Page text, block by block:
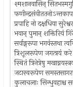
श्मशानवासिन्
प्रपाहि नो दक्षधिया
भवान् पुमान् शक्तिरियं
सर्वाङ्गरूपा भगवंस्तथा
त्रिशूलरूपेण जगत्त्रयं करे
स्थितं त्रिनेत्रेषु
जटास्वरूपेण
कुलाचलाः सिन्धुवहाश्च